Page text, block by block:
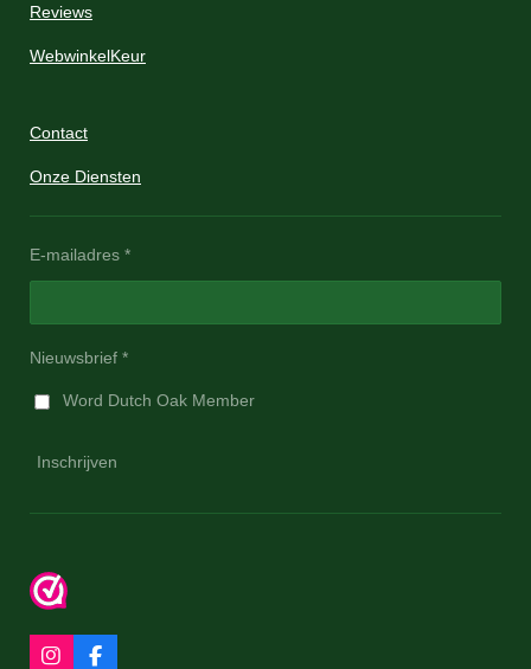
Reviews
WebwinkelKeur
Contact
Onze Diensten
E-mailadres *
Nieuwsbrief *
Word Dutch Oak Member
Inschrijven
I F